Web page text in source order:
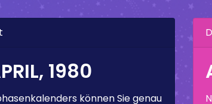
1980
können Sie genau